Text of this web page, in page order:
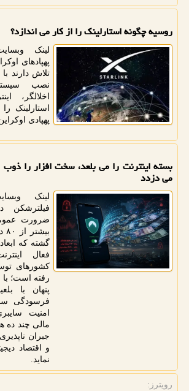
روسیه چگونه استارلینک را از کار می اندازد؟
لینک
پهپادهای
تلاش دارند
نصب
اخلالگر،
استارلینک
پهپادی
بسته اینترنت را می بلعد، سخت افزار را ذوب
می دزدد
لینک
فیلترشکن
ضرورت
گشته که
فعال
کشورهای
رفته است؛ با
پنهان با
فرسودگی
امنیت
مالی چند ده
جبران
و اقتصاد
نماید.
رویترز: